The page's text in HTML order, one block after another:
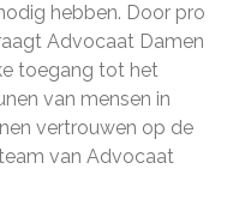
hebben. Door pro
Advocaat Damen
toegang tot het
van mensen in
vertrouwen op de
van Advocaat